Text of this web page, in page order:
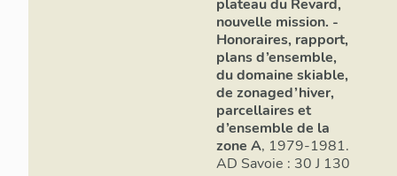
plateau du Revard,
nouvelle mission. -
Honoraires, rapport,
plans d’ensemble,
du domaine skiable,
de zonaged’hiver,
parcellaires et
d’ensemble de la
zone A, 1979-1981.
AD Savoie : 30 J 130